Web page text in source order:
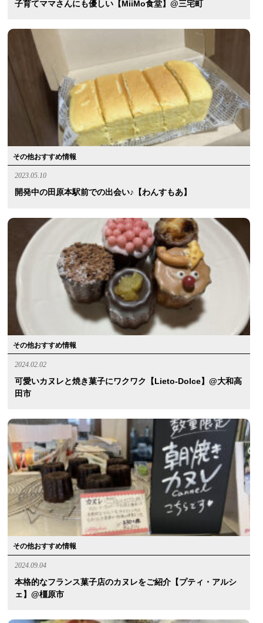
子育てママさんにも優しい【MiiMo食堂】@三宅町
その他おすすめ情報
2023.05.10
開発中の田原本駅前での出会い♪【わんすもあ】
その他おすすめ情報
2024.02.02
可愛いカヌレと焼き菓子にワクワク【lieto-Dolce】@大和高
田市
その他おすすめ情報
2024.09.04
本格的なフランス菓子店のカヌレをご紹介【プティ・アルシ
ェ】@橿原市